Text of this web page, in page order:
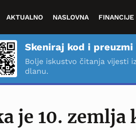
AKTUALNO NASLOVNA FINANCIJE
Skeniraj kod i
Bolje iskustvo čitanja vijesti
dlanu.
je 10. zemlja